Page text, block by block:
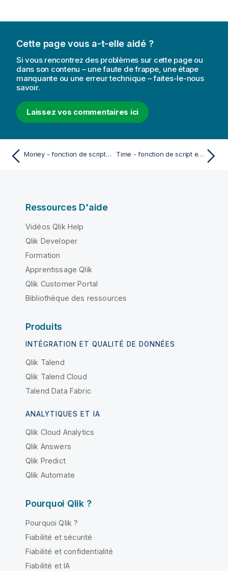
Cette page vous a-t-elle aidé ?
Si vous rencontrez des problèmes sur cette page ou
dans son contenu – une faute de frappe, une étape
manquante ou une erreur technique – faites-le-nous
savoir.
Laissez vos commentaires ici
Money - fonction de script et fonction de graphique Time - fonction de script et fonction de graphique
Ressources D'aide
Vidéos Qlik Help
Qlik Developer
Formation
Apprentissage Qlik
Qlik Customer Portal
Bibliothèque des ressources
Produits
INTÉGRATION ET QUALITÉ DE DONNÉES
Qlik Talend
Qlik Talend Cloud
Talend Data Fabric
ANALYTIQUES ET IA
Qlik Cloud Analytics
Qlik Answers
Qlik Predict
Qlik Automate
Pourquoi Qlik ?
Pourquoi Qlik ?
Fiabilité et sécurité
Fiabilité et confidentialité
Fiabilité et IA